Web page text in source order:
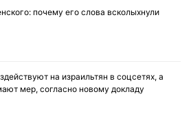
почему его слова всколыхнули
на израильтян в соцсетях, а
мер, согласно новому докладу